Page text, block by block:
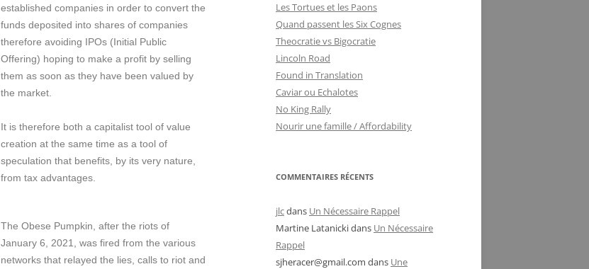
established companies in order to convert the
funds deposited into shares of companies
therefore avoiding IPOs (Initial Public
Offering) hoping to make a profit by selling
them as soon as they have been valued by
the market.
It is therefore both a capitalist tool of value
creation at the same time as a tool of
speculation that benefits, by its very nature,
from tax advantages.
The Obese Pumpkin, after the riots of
January 6, 2021, was fired from the various
networks that relayed the lies, calls to riot and
Les Tortues et les Paons
Quand passent les Six Cognes
Theocratie vs Bigocratie
Lincoln Road
Found in Translation
Caviar ou Echalotes
No King Rally
Nourir une famille / Affordability
COMMENTAIRES RÉCENTS
jlcdans Un Nécessaire Rappel
Martine Latanickidans Un Nécessaire
Rappel
sjheracer@gmail.com dans Une